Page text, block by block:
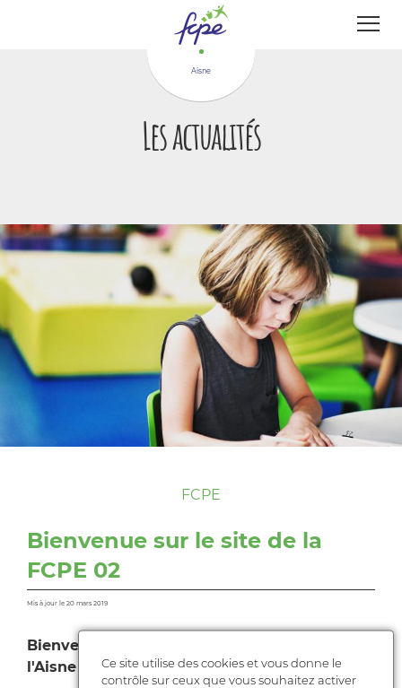
Aisne
Les actualités
FCPE
Bienvenue sur le site de la
FCPE 02
Mis à jour le 20 mars 2019
Bienvenue sur le nouveau site de la FCPE de
l'Aisne
Panneau de gestion des cookies
Ce site utilise des cookies et vous donne le
contrôle sur ceux que vous souhaitez activer